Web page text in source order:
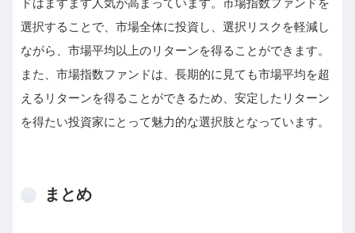
選択することで、市場全体に投資し、選択リスクを軽減し
ながら、市場平均以上のリターンを得ることができます。
また、市場指数ファンドは、長期的に見ても市場平均を超
えるリターンを得ることができるため、安定したリターン
を得たい投資家にとって魅力的な選択肢となっています。
まとめ